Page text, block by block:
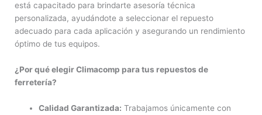
está capacitado para brindarte asesoría técnica
personalizada, ayudándote a seleccionar el repuesto
adecuado para cada aplicación y asegurando un rendimiento
óptimo de tus equipos.
¿Por qué elegir Climacomp para tus repuestos de
ferretería?
Calidad Garantizada: Trabajamos únicamente con